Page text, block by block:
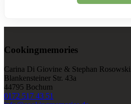
Cookingmemories
Carina Di Giovine & Stephan Rosowski
Blankensteiner Str. 43a
44795 Bochum
0172 517 43 51